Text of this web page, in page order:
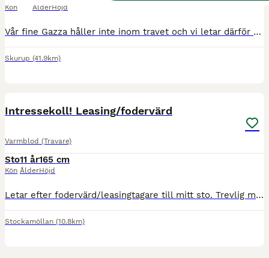
Kön ÅlderHöjd
Vår fine Gazza håller inte inom travet och vi letar därför efter någon som vill ha en härlig kille som sällskap. Han är fortfarande hingst men kommer att kastreras innan han lämnar oss. Han behöver nå
Skurup (41.9km)
Intressekoll! Leasing/fodervärd
Varmblod (Travare)
Sto
Kön
11 år
Ålder
165 cm
Höjd
Letar efter fodervärd/leasingtagare till mitt sto. Trevlig med stor personlighet. Snäll i allt, men kräver van människa. Riden men inte ridtränad. Gick hårt på travet som unghäst och när jag köote h
Stockamöllan (10.8km)